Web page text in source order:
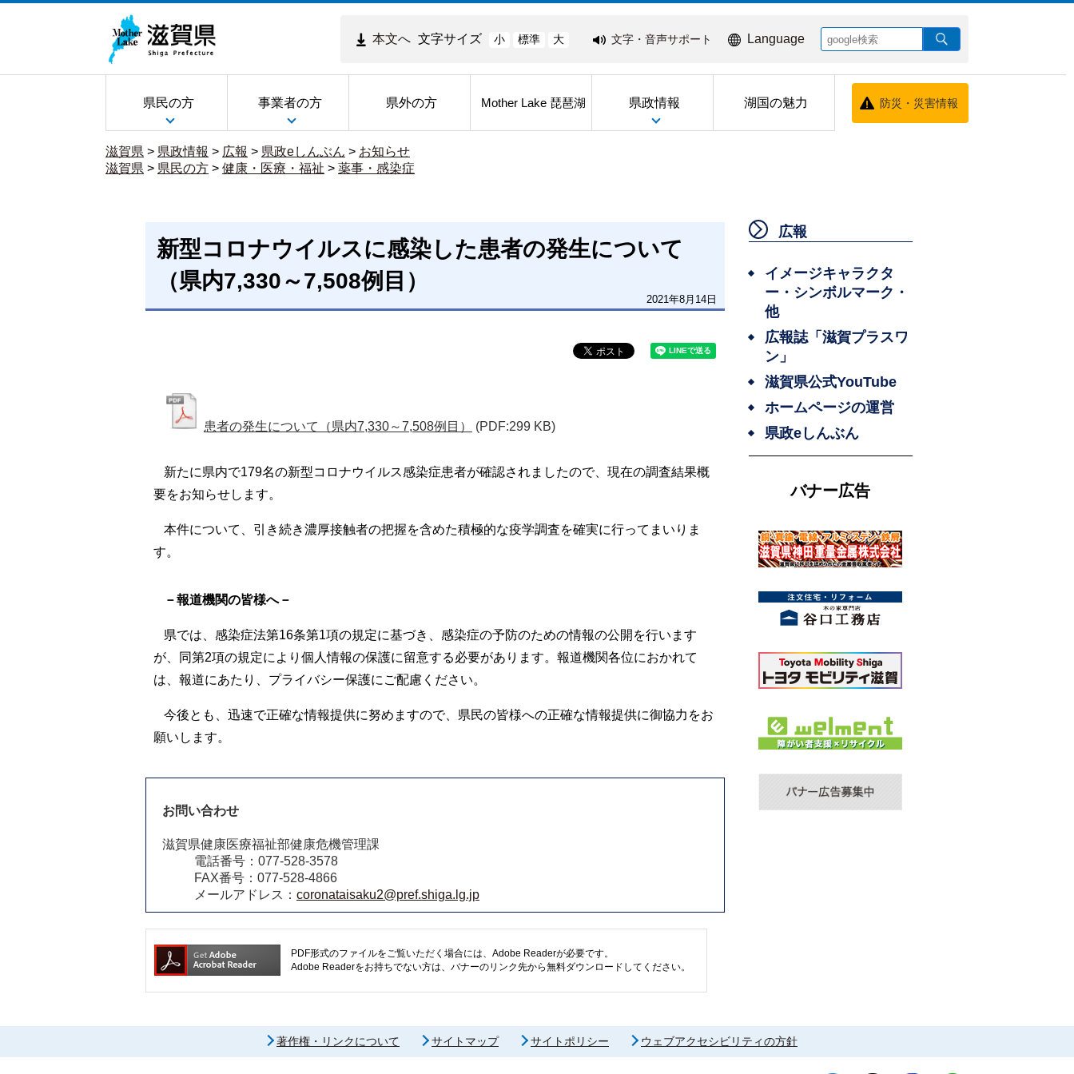
本文へ 文字サイズ 小 標準 大 文字・音声サポート Language
県民の方 事業者の方 県外の方 Mother Lake 琵琶湖 県政情報 湖国の魅力 防災・災害情報
滋賀県 > 県政情報 > 広報 > 県政eしんぶん > お知らせ
滋賀県 > 県民の方 > 健康・医療・福祉 > 薬事・感染症
新型コロナウイルスに感染した患者の発生について
（県内7,330～7,508例目）
2021年8月14日
患者の発生について（県内7,330～7,508例目） (PDF:299 KB)
新たに県内で179名の新型コロナウイルス感染症患者が確認されましたので、現在の調査結果概
要をお知らせします。
本件について、引き続き濃厚接触者の把握を含めた積極的な疫学調査を確実に行ってまいりま
す。
－報道機関の皆様へ－
県では、感染症法第16条第1項の規定に基づき、感染症の予防のための情報の公開を行います
が、同第2項の規定により個人情報の保護に留意する必要があります。報道機関各位におかれて
は、報道にあたり、プライバシー保護にご配慮ください。
今後とも、迅速で正確な情報提供に努めますので、県民の皆様への正確な情報提供に御協力をお
願いします。
お問い合わせ
滋賀県健康医療福祉部健康危機管理課
電話番号：077-528-3578
FAX番号：077-528-4866
メールアドレス： coronataisaku2@pref.shiga.lg.jp
PDF形式のファイルをご覧いただく場合には、Adobe Readerが必要です。
Adobe Readerをお持ちでない方は、バナーのリンク先から無料ダウンロードしてください。
広報
イメージキャラクタ
ー・シンボルマーク・
他
広報誌「滋賀プラスワ
ン」
滋賀県公式YouTube
ホームページの運営
県政eしんぶん
バナー広告
著作権・リンクについて サイトマップ サイトポリシー ウェブアクセシビリティの方針